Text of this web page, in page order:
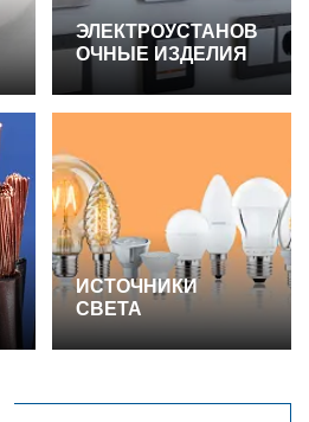
ЭЛЕКТРОУСТАНОВ
ОЧНЫЕ ИЗДЕЛИЯ
ИСТОЧНИКИ
СВЕТА